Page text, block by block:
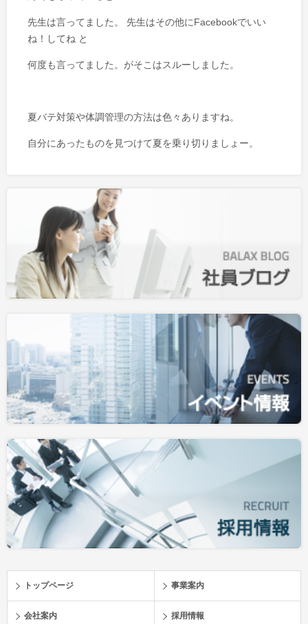
先生は言ってました。 先生はその他にFacebookでいい
ね！してね と
何度も言ってました。がそこはスルーしました。
夏バテ対策や体調管理の方法は色々ありますね。
自分にあったものを見つけて夏を乗り切りましょー。
トップページ 事業案内
会社案内 採用情報